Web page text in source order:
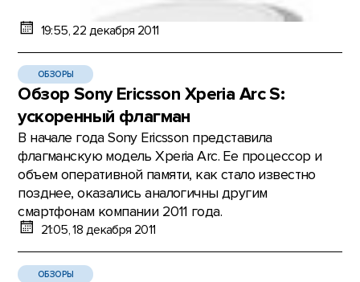
19:55, 22 декабря 2011
ОБЗОРЫ
Обзор Sony Ericsson Xperia Arc S:
ускоренный флагман
В начале года Sony Ericsson представила
флагманскую модель Xperia Arc. Ее процессор и
объем оперативной памяти, как стало известно
позднее, оказались аналогичны другим
смартфонам компании 2011 года.
21:05, 18 декабря 2011
ОБЗОРЫ